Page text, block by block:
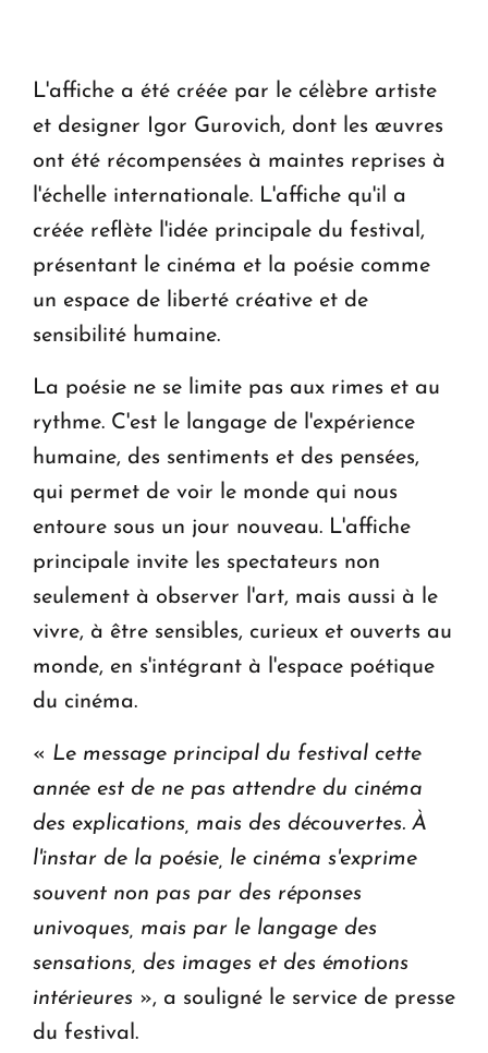
L'affiche a été créée par le célèbre artiste
et designer Igor Gurovich, dont les œuvres
ont été récompensées à maintes reprises à
l'échelle internationale. L'affiche qu'il a
créée reflète l'idée principale du festival,
présentant le cinéma et la poésie comme
un espace de liberté créative et de
sensibilité humaine.
La poésie ne se limite pas aux rimes et au
rythme. C'est le langage de l'expérience
humaine, des sentiments et des pensées,
qui permet de voir le monde qui nous
entoure sous un jour nouveau. L'affiche
principale invite les spectateurs non
seulement à observer l'art, mais aussi à le
vivre, à être sensibles, curieux et ouverts au
monde, en s'intégrant à l'espace poétique
du cinéma.
« Le message principal du festival cette
année est de ne pas attendre du cinéma
des explications, mais des découvertes. À
l'instar de la poésie, le cinéma s'exprime
souvent non pas par des réponses
univoques, mais par le langage des
sensations, des images et des émotions
intérieures », a souligné le service de presse
du festival.